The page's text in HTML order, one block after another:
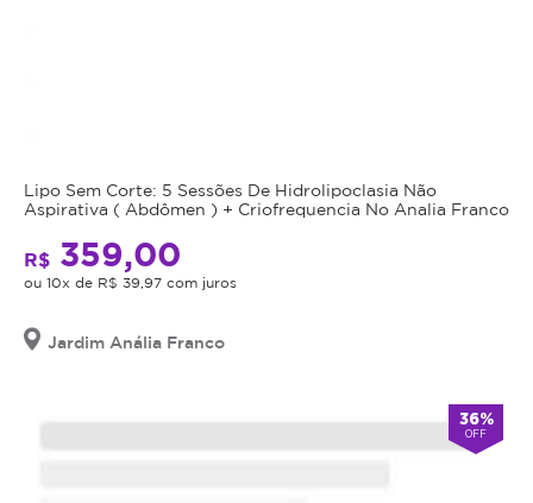
Lipo Sem Corte: 5 Sessões De Hidrolipoclasia Não
Aspirativa ( Abdômen ) + Criofrequencia No Analia Franco
R$ 359,00
ou 10x de R$ 39,97 com juros
Jardim Anália Franco
36%
OFF